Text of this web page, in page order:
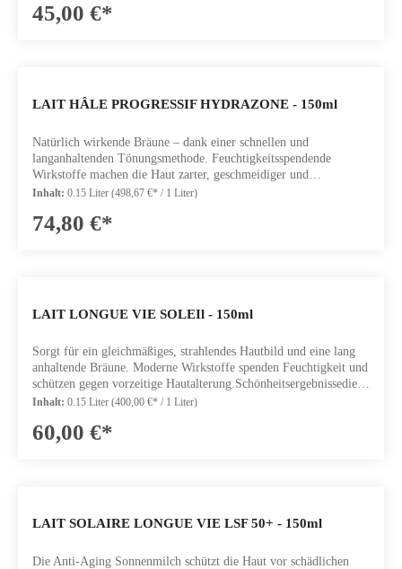
Haut bleibt geschmeidig, elastisch und sichtbar gepflegt – selbst
45,00 €*
LAIT HÂLE PROGRESSIF HYDRAZONE - 150ml
Natürlich wirkende Bräune – dank einer schnellen und
langanhaltenden Tönungsmethode. Feuchtigkeitsspendende
Wirkstoffe machen die Haut zarter, geschmeidiger und
leuchtender.Fördert den Bräunungsvorgang und verlängert die
gestärkt.SchönheitsergebnisseDie Haut wird mit einer natürlich
aussehenden, goldenen Bräune verschönertDie Haut wird mit
optimalen Feuchtigkeitsgehalt.Inhalt: 150ml
Inhalt: 0.15 Liter (498,67 €* / 1 Liter)
74,80 €*
LAIT LONGUE VIE SOLEIl - 150ml
Sorgt für ein gleichmäßiges, strahlendes Hautbild und eine lang
anhaltende Bräune. Moderne Wirkstoffe spenden Feuchtigkeit und
schützen gegen vorzeitige Hautalterung.Schönheitsergebnissedie
Haut wird genährt und beruhigtdie Haut ist sichtbar
HYDROCYTE KOMPLEX: bewahren den Feuchtigkeitsgehalt
Inhalt: 0.15 Liter (400,00 €* / 1 Liter)
60,00 €*
LAIT SOLAIRE LONGUE VIE LSF 50+ - 150ml
Die Anti-Aging Sonnenmilch schützt die Haut vor schädlichen